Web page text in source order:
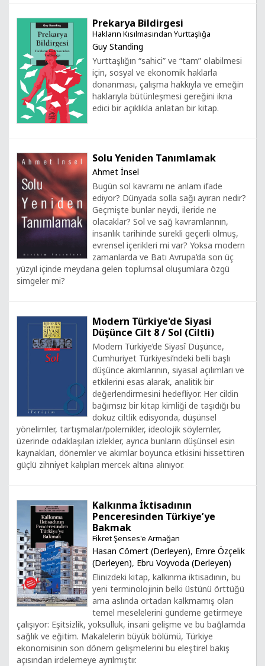
Prekarya Bildirgesi
Hakların Kısılmasından Yurttaşlığa
Guy Standing
Yurttaşlığın “sahici” ve “tam” olabilmesi
için, sosyal ve ekonomik haklarla
donanması, çalışma hakkıyla ve emeğin
haklarıyla bütünleşmesi gereğini ikna
edici bir açıklıkla anlatan bir kitap.
Solu Yeniden Tanımlamak
Ahmet İnsel
Bugün sol kavramı ne anlam ifade
ediyor? Dünyada solla sağı ayıran nedir?
Geçmişte bunlar neydi, ileride ne
olacaklar? Sol ve sağ kavramlarının,
insanlık tarihinde sürekli geçerli olmuş,
evrensel içerikleri mi var? Yoksa modern
zamanlarda ve Batı Avrupa’da son üç
yüzyıl içinde meydana gelen toplumsal oluşumlara özgü
simgeler mi?
Modern Türkiye'de Siyasi
Düşünce Cilt 8 / Sol (Ciltli)
Modern Türkiye’de Siyasî Düşünce,
Cumhuriyet Türkiyesi’ndeki belli başlı
düşünce akımlarının, siyasal açılımları ve
etkilerini esas alarak, analitik bir
değerlendirmesini hedefliyor. Her cildin
bağımsız bir kitap kimliği de taşıdığı bu
dokuz ciltlik edisyonda, düşünsel
yönelimler, tartışmalar/polemikler, ideolojik söylemler,
üzerinde odaklaşılan izlekler, ayrıca bunların düşünsel esin
kaynakları, dönemler ve akımlar boyunca etkisini hissettiren
güçlü zihniyet kalıpları mercek altına alınıyor.
Kalkınma İktisadının
Penceresinden Türkiye’ye
Bakmak
Fikret Şenses'e Armağan
Hasan Cömert (Derleyen), Emre Özçelik
(Derleyen), Ebru Voyvoda (Derleyen)
Elinizdeki kitap, kalkınma iktisadının, bu
yeni terminolojinin belki üstünü örttüğü
ama aslında ortadan kalkmamış olan
temel meselelerini gündeme getirmeye
çalışıyor: Eşitsizlik, yoksulluk, insani gelişme ve bu bağlamda
sağlık ve eğitim. Makalelerin büyük bölümü, Türkiye
ekonomisinin son dönem gelişmelerini bu eleştirel bakış
açısından irdelemeye ayrılmıştır.